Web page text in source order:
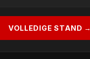
VOLLEDIGE STAND →